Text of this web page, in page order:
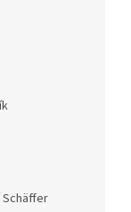
Schäffer